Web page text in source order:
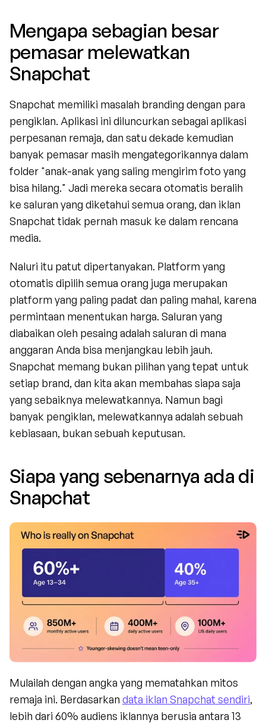
Mengapa sebagian besar
pemasar melewatkan
Snapchat
Snapchat memiliki masalah branding dengan para
pengiklan. Aplikasi ini diluncurkan sebagai aplikasi
perpesanan remaja, dan satu dekade kemudian
banyak pemasar masih mengategorikannya dalam
folder "anak-anak yang saling mengirim foto yang
bisa hilang." Jadi mereka secara otomatis beralih
ke saluran yang diketahui semua orang, dan iklan
Snapchat tidak pernah masuk ke dalam rencana
media.
Naluri itu patut dipertanyakan. Platform yang
otomatis dipilih semua orang juga merupakan
platform yang paling padat dan paling mahal, karena
permintaan menentukan harga. Saluran yang
diabaikan oleh pesaing adalah saluran di mana
anggaran Anda bisa menjangkau lebih jauh.
Snapchat memang bukan pilihan yang tepat untuk
setiap brand, dan kita akan membahas siapa saja
yang sebaiknya melewatkannya. Namun bagi
banyak pengiklan, melewatkannya adalah sebuah
kebiasaan, bukan sebuah keputusan.
Siapa yang sebenarnya ada di
Snapchat
Mulailah dengan angka yang mematahkan mitos
remaja ini. Berdasarkan data iklan Snapchat sendiri,
lebih dari 60% audiens iklannya berusia antara 13